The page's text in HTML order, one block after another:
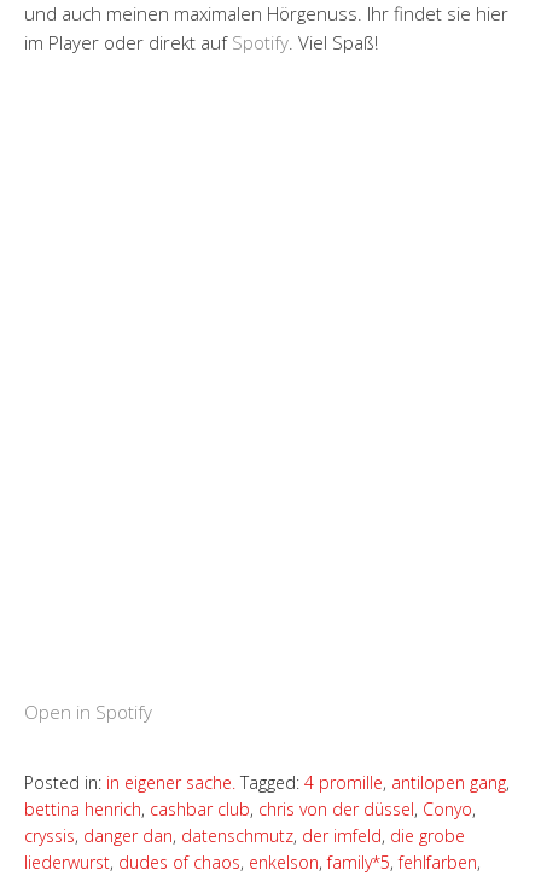
und auch meinen maximalen Hörgenuss. Ihr findet sie hier
im Player oder direkt auf Spotify. Viel Spaß!
Open in Spotify
Posted in: in eigener sache. Tagged: 4 promille, antilopen gang,
bettina henrich, cashbar club, chris von der düssel, Conyo,
cryssis, danger dan, datenschmutz, der imfeld, die grobe
liederwurst, dudes of chaos, enkelson,family*5,fehlfarben,